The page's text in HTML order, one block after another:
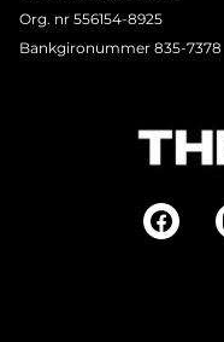
Org. nr 556154-8925
Bankgironummer 835-7378